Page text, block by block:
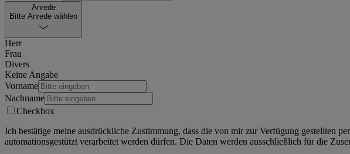
Anrede
Bitte Anrede wählen
Herr
Frau
Divers
Keine Angabe
Vorname
Nachname
Checkbox
Ich bestätige meine ausdrückliche Zustimmung, dass die von mir zur Verfügung gestellten
automationsgestützt verarbeitet werden dürfen. Die Daten werden ausschließlich für die